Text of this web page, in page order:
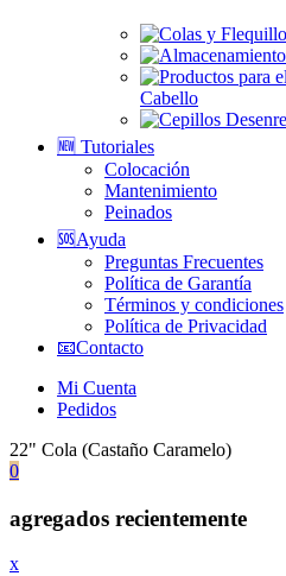
Cabello
🆕 Tutoriales
Colocación
Mantenimiento
Peinados
🆘Ayuda
Preguntas Frecuentes
Política de Garantía
Términos y condiciones
Política de Privacidad
📧Contacto
Mi Cuenta
Pedidos
22" Cola (Castaño Caramelo)
0
agregados recientemente
x